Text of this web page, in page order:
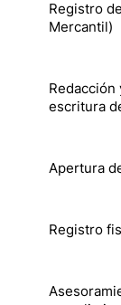
Registro
Mercantil)
escritura
Apertura
Registro